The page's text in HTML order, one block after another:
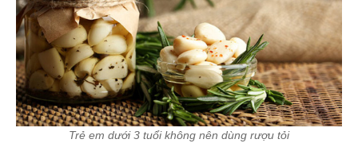
Trẻ em dưới 3 tuổi không nên dùng rượu tỏi